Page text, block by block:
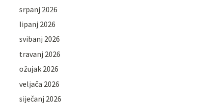
srpanj 2026
lipanj 2026
svibanj 2026
travanj 2026
ožujak 2026
veljača 2026
siječanj 2026